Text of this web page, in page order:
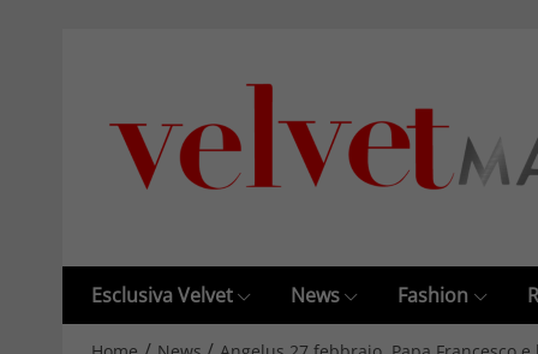
Esclusiva Velvet News Fashion